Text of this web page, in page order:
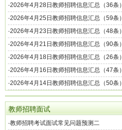
·2026年4月28日教师招聘信息汇总（36条）
·2026年4月25日教师招聘信息汇总（59条）
·2026年4月23日教师招聘信息汇总（48条）
·2026年4月21日教师招聘信息汇总（90条）
·2026年4月18日教师招聘信息汇总（26条）
·2026年4月16日教师招聘信息汇总（47条）
·2026年4月14日教师招聘信息汇总（50条）
教师招聘面试
·教师招聘考试面试常见问题预测二